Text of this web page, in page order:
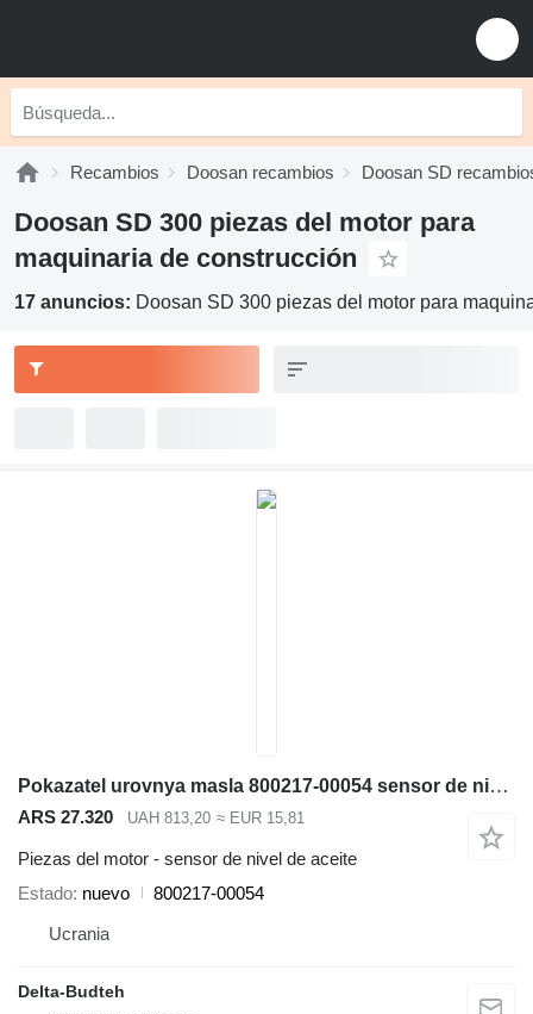
Recambios Doosan recambios Doosan SD
Doosan SD 300 piezas del motor para
maquinaria de construcción
17 anuncios: Doosan SD 300 piezas del motor para
Pokazatel urovnya masla 800217-00054 sensor de nivel de aceite para Doosan SD300N cargadora de ruedas
ARS 27.320 UAH 813,20 ≈ EUR 15,81
Piezas del motor - sensor de nivel de aceite
Estado nuevo
800217-00054
Ucrania
Delta-Budteh